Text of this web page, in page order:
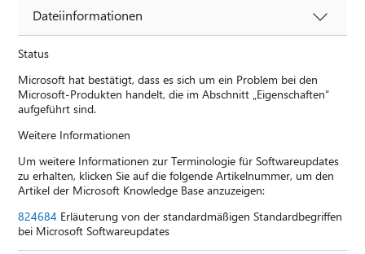
Dateiinformationen
Status
Microsoft hat bestätigt, dass es sich um ein Problem bei den
Microsoft-Produkten handelt, die im Abschnitt „Eigenschaften“
aufgeführt sind.
Weitere Informationen
Um weitere Informationen zur Terminologie für Softwareupdates
zu erhalten, klicken Sie auf die folgende Artikelnummer, um den
Artikel der Microsoft Knowledge Base anzuzeigen:
824684 Erläuterung von der standardmäßigen Standardbegriffen
bei Microsoft Softwareupdates